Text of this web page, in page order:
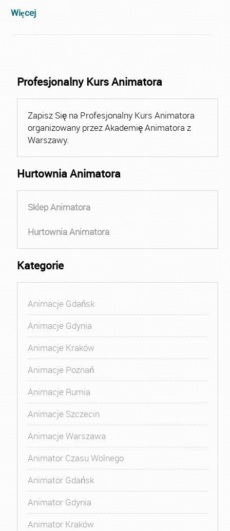
Więcej
Profesjonalny Kurs Animatora
Zapisz Się na Profesjonalny Kurs Animatora
organizowany przez Akademię Animatora z
Warszawy.
Hurtownia Animatora
Sklep Animatora
Hurtownia Animatora
Kategorie
Animacje Gdańsk
Animacje Gdynia
Animacje Kraków
Animacje Poznań
Animacje Rumia
Animacje Szczecin
Animacje Warszawa
Animator Czasu Wolnego
Animator Gdańsk
Animator Gdynia
Animator Kraków